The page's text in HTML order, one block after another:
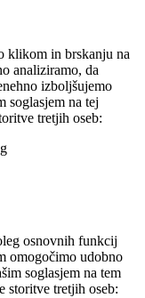
klikom in brskanju na
analiziramo, da
izboljšujemo
soglasjem na tej
tretjih oseb:
osnovnih funkcij
omogočimo udobno
soglasjem na tem
storitve tretjih oseb: